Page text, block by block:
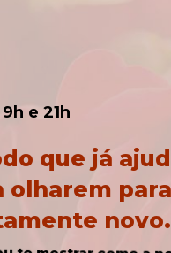
e 21h
que já
olharem
novo.